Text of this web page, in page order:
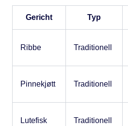
Gericht Typ
Ribbe Traditionell
Pinnekjøtt Traditionell
Lutefisk Traditionell